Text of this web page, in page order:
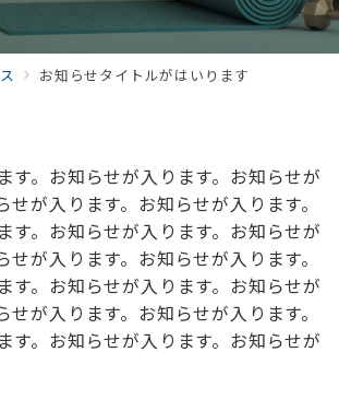
お知らせタイトルがはいります
す。お知らせが入ります。お知らせが
せが入ります。お知らせが入ります。
す。お知らせが入ります。お知らせが
せが入ります。お知らせが入ります。
す。お知らせが入ります。お知らせが
せが入ります。お知らせが入ります。
す。お知らせが入ります。お知らせが